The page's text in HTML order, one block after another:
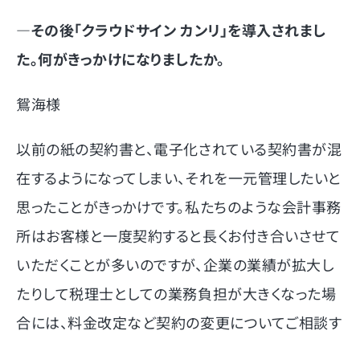
―その後「クラウドサイン カンリ」を導入されまし
た。何がきっかけになりましたか。
鴛海様
以前の紙の契約書と、電子化されている契約書が混
在するようになってしまい、それを一元管理したいと
思ったことがきっかけです。私たちのような会計事務
所はお客様と一度契約すると長くお付き合いさせて
いただくことが多いのですが、企業の業績が拡大し
たりして税理士としての業務負担が大きくなった場
合には、料金改定など契約の変更についてご相談す